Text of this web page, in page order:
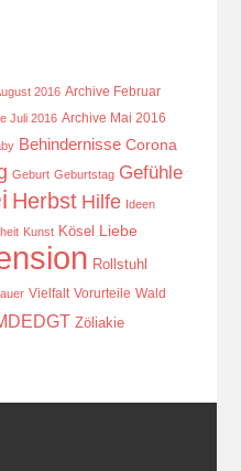
2016 Archive Februar
Juli 2016 Archive Mai 2016
Behindernisse Corona
Geburt Geburtstag Gefühle
Herbst Hilfe Ideen
Kunst Kösel Liebe
Rollstuhl
Vielfalt Vorurteile Wald
Zöliakie